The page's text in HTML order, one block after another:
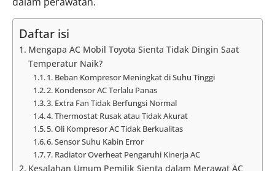
Daftar isi
Mengapa AC Mobil Toyota Sienta Tidak Dingin Saat
Temperatur Naik?
1. Beban Kompresor Meningkat di Suhu Tinggi
2. Kondensor AC Terlalu Panas
3. Extra Fan Tidak Berfungsi Normal
4. Thermostat Rusak atau Tidak Akurat
5. Oli Kompresor AC Tidak Berkualitas
6. Sensor Suhu Kabin Error
7. Radiator Overheat Pengaruhi Kinerja AC
Kesalahan Umum Pemilik Sienta dalam Merawat AC